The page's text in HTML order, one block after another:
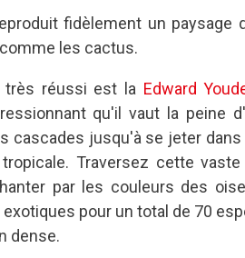
fidèlement un paysage
les cactus.
très réussi est la Edward
qu'il vaut la peine
cascades jusqu'à se jeter
Traversez cette
par les couleurs des
exotiques pour un total de 70
dense.